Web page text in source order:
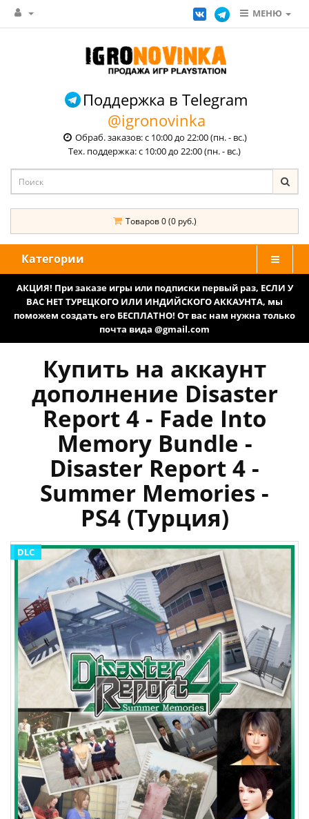
МЕНЮ
Поддержка в Telegram
@igronovinka
Обраб. заказов: с 10:00 до 22:00 (пн. - вс.)
Тех. поддержка: с 10:00 до 22:00 (пн. - вс.)
Товаров 0 (0 руб.)
Категории
АКЦИЯ! При заказе игры или подписки первый раз, ЕСЛИ У
ВАС НЕТ ТУРЕЦКОГО ИЛИ ИНДИЙСКОГО АККАУНТА, мы
поможем создать его БЕСПЛАТНО! От вас нам нужна только
почта вида @gmail.com
Купить на аккаунт
дополнение Disaster
Report 4 - Fade Into
Memory Bundle -
Disaster Report 4 -
Summer Memories -
PS4 (Турция)
DLC